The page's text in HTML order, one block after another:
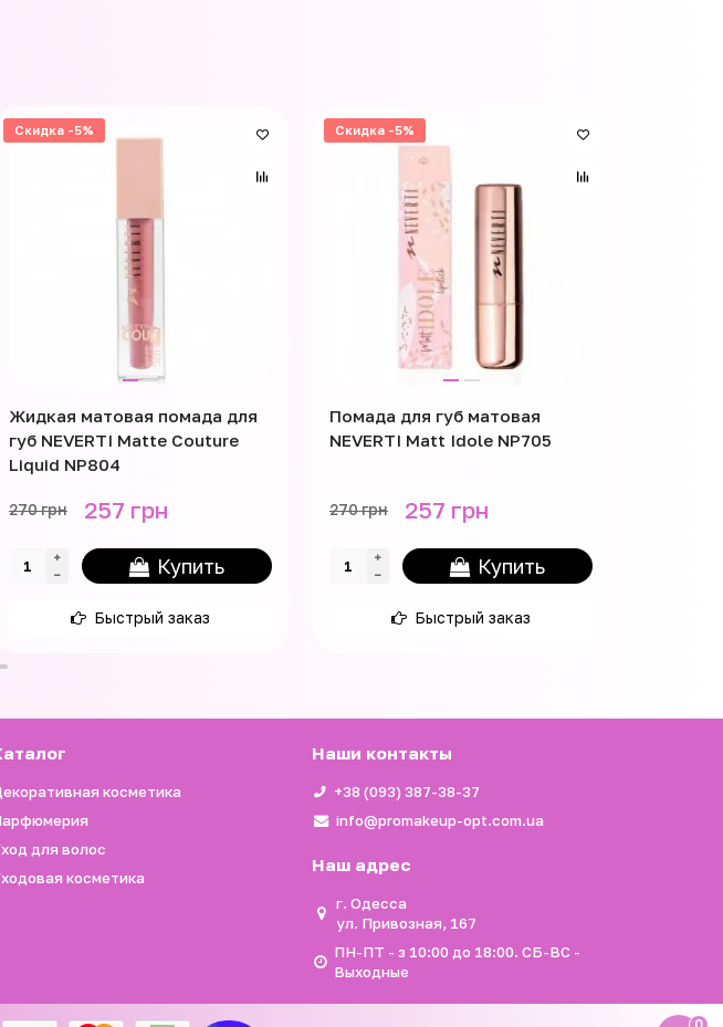
Скидка -5%
Жидкая матовая помада для
губ NEVERTI Matte Couture
Liquid NP804
270 грн 257 грн
Купить
Быстрый заказ
Скидка -5%
Помада для губ матовая
NEVERTI Matt Idole NP705
270 грн 257 грн
Купить
Быстрый заказ
косметика
для волос
косметика
Наши контакты
+38 (093) 387-38-37
info@promakeup-opt.com.ua
Наш адрес
г. Одесса
ул. Привозная, 167
ПН-ПТ - з 10:00 до 18:00. СБ-ВС -
Выходные